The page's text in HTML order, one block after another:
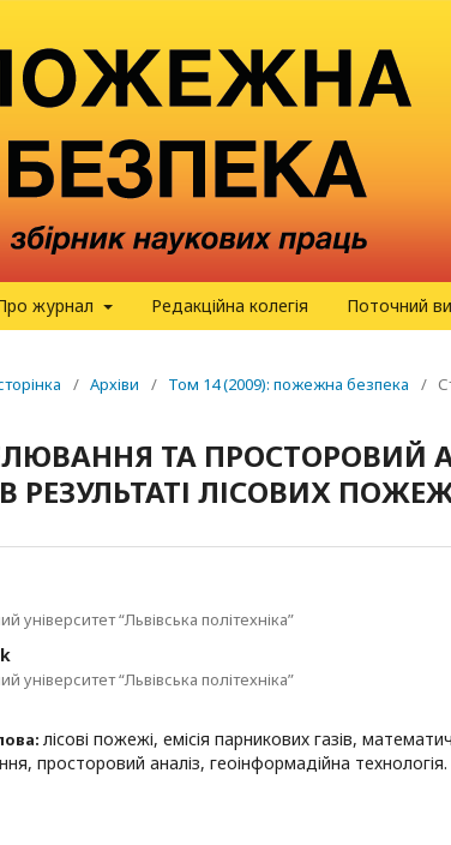
журнал Редакційна колегія Поточний
/ Архіви / Том 14 (2009): пожежна безпека /
ТА ПРОСТОРОВИЙ
В РЕЗУЛЬТАТІ ЛІСОВИХ
університет “Львівська політехніка”
університет “Львівська політехніка”
лісові пожежі, емісія парникових газів,
просторовий аналіз, геоінформадійна технологія.